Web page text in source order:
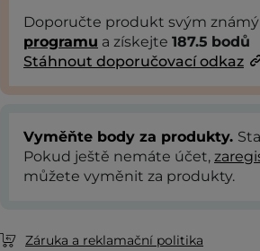
Doporučte produkt svým
programu a získejte 187.5 bodů
Stáhnout doporučovací odkaz
Vyměňte body za produkty.
Pokud ještě nemáte účet,
můžete vyměnit za produkty.
Záruka a reklamační politika